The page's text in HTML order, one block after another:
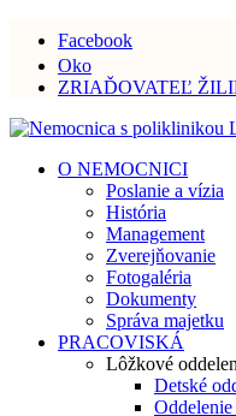
Facebook
Oko
ZRIAĎOVATEĽ
O NEMOCNICI
Poslanie a vízia
História
Management
Zverejňovanie
Fotogaléria
Dokumenty
Správa majetku
PRACOVISKÁ
Lôžkové
Detské